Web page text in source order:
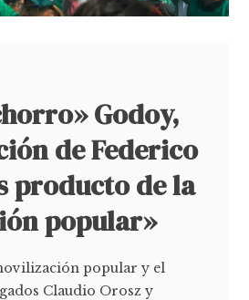
Godoy,
de Federico
producto de la
popular»
popular y el
Claudio Orosz y